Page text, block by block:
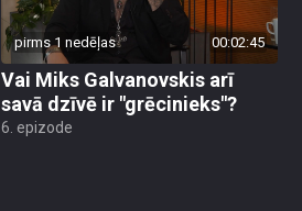
pirms 1 nedēļas 00:02:45
Vai Miks Galvanovskis arī
savā dzīvē ir "grēcinieks"?
6. epizode